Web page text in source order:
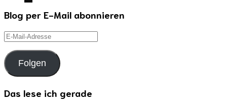
Blog per E-Mail abonnieren
E-
Mail-
Adresse
Folgen
Das lese ich gerade